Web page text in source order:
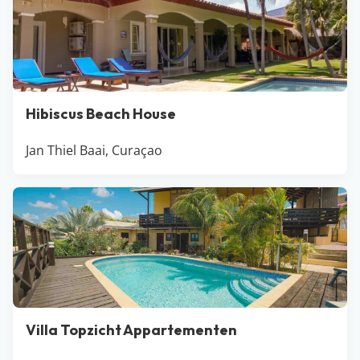
Hibiscus Beach House
Jan Thiel Baai, Curaçao
Villa Topzicht Appartementen